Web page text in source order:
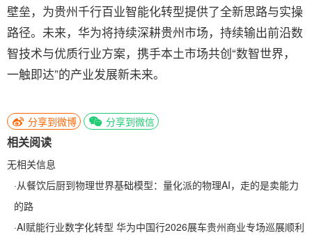
壁垒，为贵州千行百业智能化转型提供了全新思路与实操
路径。未来，华为将持续深耕贵州市场，持续输出前沿数
智技术与优质行业方案，携手本土市场共创“数智世界，
一触即达”的产业发展新未来。
分享到微博 分享到微信
相关阅读
无相关信息
·从餐饮后厨到物理世界基础模型：量化派的物理AI，走的是卖能力
的路
·AI赋能行业数字化转型 华为中国行2026展车贵州商业专场巡展顺利